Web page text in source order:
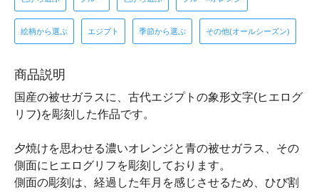
絵柄から選ぶ エジプト 季節から選ぶ その他(オールシーズン)
商品説明
国産の被せガラスに、古代エジプトの象形文字(ヒエログ
リフ)を彫刻した作品です。
夕焼けを思わせる濃いオレンジと青の被せガラス、その
側面にヒエログリフを彫刻しております。
側面の彫刻は、経過した年月を感じさせるため、ひび割